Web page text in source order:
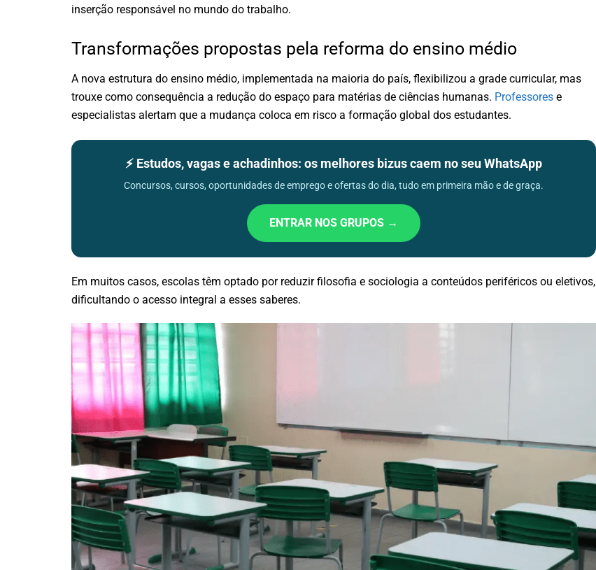
inserção responsável no mundo do trabalho.
Transformações propostas pela reforma do ensino médio
A nova estrutura do ensino médio, implementada na maioria do país, flexibilizou a grade curricular, mas
trouxe como consequência a redução do espaço para matérias de ciências humanas. Professores e
especialistas alertam que a mudança coloca em risco a formação global dos estudantes.
⚡ Estudos, vagas e achadinhos: os melhores bizus caem no seu WhatsApp
Concursos, cursos, oportunidades de emprego e ofertas do dia, tudo em primeira mão e de graça.
ENTRAR NOS GRUPOS →
Em muitos casos, escolas têm optado por reduzir filosofia e sociologia a conteúdos periféricos ou eletivos,
dificultando o acesso integral a esses saberes.